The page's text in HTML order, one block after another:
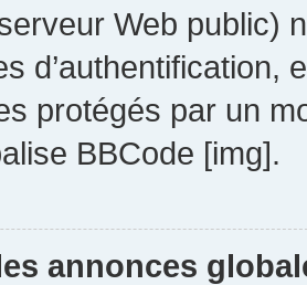
Web public)
d’authentification,
protégés par un
BBCode [img].
annonces